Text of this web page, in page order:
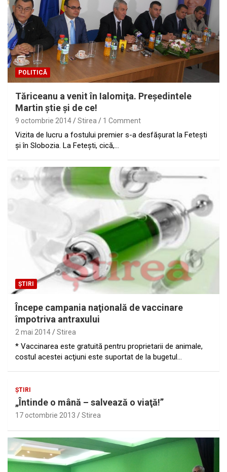
POLITICĂ
Tăriceanu a venit în Ialomiţa. Preşedintele
Martin ştie şi de ce!
9 octombrie 2014 Stirea 1 Comment
Vizita de lucru a fostului premier s-a desfăşurat la Feteşti
şi în Slobozia. La Feteşti, cică,…
ȘTIRI
Începe campania naţională de vaccinare
împotriva antraxului
2 mai 2014 Stirea
* Vaccinarea este gratuită pentru proprietarii de animale,
costul acestei acţiuni este suportat de la bugetul…
ȘTIRI
„Întinde o mână – salvează o viaţă!”
17 octombrie 2013 Stirea